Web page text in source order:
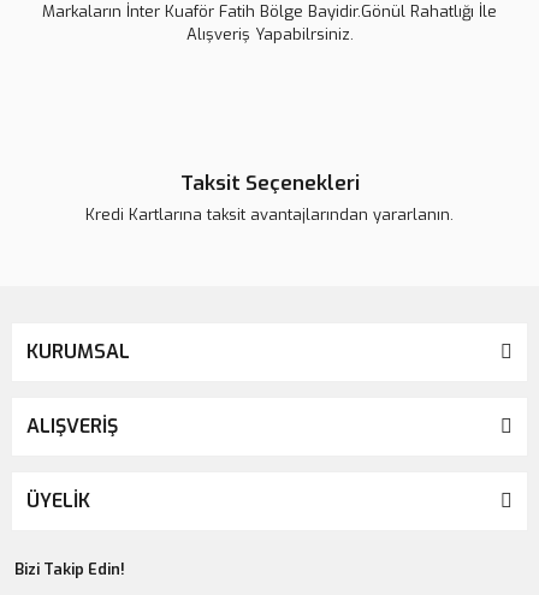
2.500,00 TL
Markaların İnter Kuaför Fatih Bölge Bayidir.Gönül Rahatlığı İle
Alışveriş Yapabilrsiniz.
Taksit Seçenekleri
Kredi Kartlarına taksit avantajlarından yararlanın.
KURUMSAL
ALIŞVERİŞ
ÜYELİK
Bizi Takip Edin!